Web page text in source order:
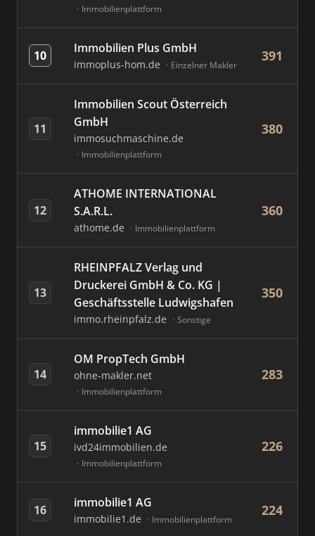
Immobilienplattform
10 Immobilien Plus GmbH
immoplus-hom.de Einzelner Makler
391
11
Immobilien Scout Österreich
GmbH
immosuchmaschine.de
Immobilienplattform
380
12
ATHOME INTERNATIONAL
S.A.R.L.
athome.de Immobilienplattform
360
13
RHEINPFALZ Verlag und
Druckerei GmbH & Co. KG |
Geschäftsstelle Ludwigshafen
immo.rheinpfalz.de Sonstige
350
14
OM PropTech GmbH
ohne-makler.net
Immobilienplattform
283
15
immobilie1 AG
ivd24immobilien.de
Immobilienplattform
226
16 immobilie1 AG
immobilie1.de Immobilienplattform
224